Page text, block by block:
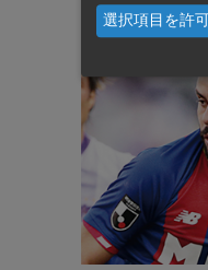
フィジカルを
選択項目を許